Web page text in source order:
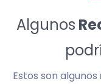
Algunos
Estos son algunos